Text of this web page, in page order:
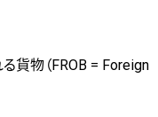
貨物（FROB = Foreign